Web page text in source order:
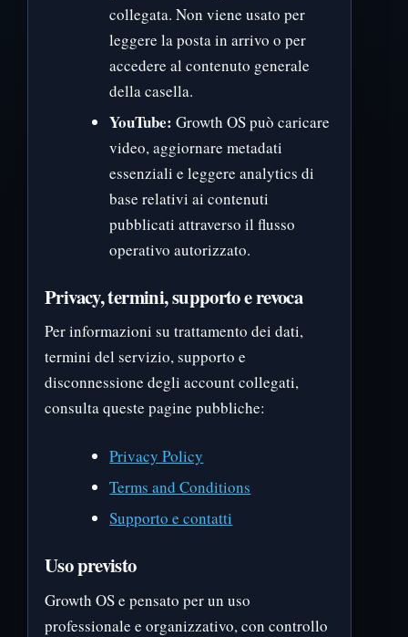
collegata. Non viene usato per
leggere la posta in arrivo o per
accedere al contenuto generale
della casella.
YouTube: Growth OS può caricare
video, aggiornare metadati
essenziali e leggere analytics di
base relativi ai contenuti
pubblicati attraverso il flusso
operativo autorizzato.
Privacy, termini, supporto e revoca
Per informazioni su trattamento dei dati,
termini del servizio, supporto e
disconnessione degli account collegati,
consulta queste pagine pubbliche:
Privacy Policy
Terms and Conditions
Supporto e contatti
Uso previsto
Growth OS e pensato per un uso
professionale e organizzativo, con controllo